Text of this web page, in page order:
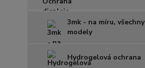
3mk - na míru, všechny
modely
Hydrogelová ochrana